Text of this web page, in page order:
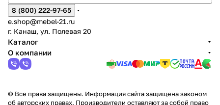
8 (800) 222-97-65
e.shop@mebel-21.ru
г. Канаш, ул. Полевая 20
Каталог
О компании
© Все права защищены. Информация сайта защищена законом
об авторских правах. Производители оставляют за собой право